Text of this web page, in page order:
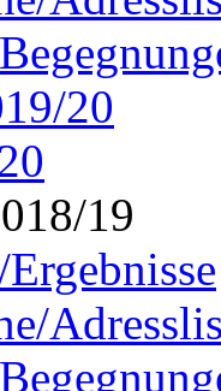
20
19